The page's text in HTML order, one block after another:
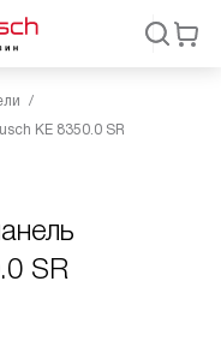
KE 8350.0 SR
SR